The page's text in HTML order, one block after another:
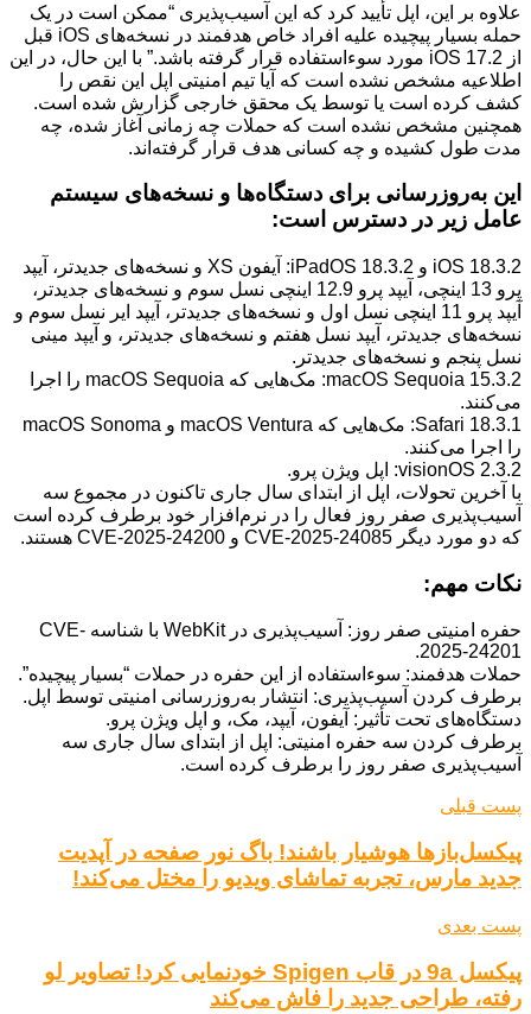
علاوه بر این، اپل تأیید کرد که این آسیب‌پذیری “ممکن است در یک
حمله بسیار پیچیده علیه افراد خاص هدفمند در نسخه‌های iOS قبل
از iOS 17.2 مورد سوءاستفاده قرار گرفته باشد.” با این حال، در این
اطلاعیه مشخص نشده است که آیا تیم امنیتی اپل این نقص را
کشف کرده است یا توسط یک محقق خارجی گزارش شده است.
همچنین مشخص نشده است که حملات چه زمانی آغاز شده، چه
مدت طول کشیده و چه کسانی هدف قرار گرفته‌اند.
این به‌روزرسانی برای دستگاه‌ها و نسخه‌های سیستم
عامل زیر در دسترس است:
iOS 18.3.2 و iPadOS 18.3.2: آیفون XS و نسخه‌های جدیدتر، آیپد
پرو 13 اینچی، آیپد پرو 12.9 اینچی نسل سوم و نسخه‌های جدیدتر،
آیپد پرو 11 اینچی نسل اول و نسخه‌های جدیدتر، آیپد ایر نسل سوم و
نسخه‌های جدیدتر، آیپد نسل هفتم و نسخه‌های جدیدتر، و آیپد مینی
نسل پنجم و نسخه‌های جدیدتر.
macOS Sequoia 15.3.2: مک‌هایی که macOS Sequoia را اجرا
می‌کنند.
Safari 18.3.1: مک‌هایی که macOS Ventura و macOS Sonoma
را اجرا می‌کنند.
visionOS 2.3.2: اپل ویژن پرو.
با آخرین تحولات، اپل از ابتدای سال جاری تاکنون در مجموع سه
آسیب‌پذیری صفر روز فعال را در نرم‌افزار خود برطرف کرده است
که دو مورد دیگر CVE-2025-24085 و CVE-2025-24200 هستند.
نکات مهم:
حفره امنیتی صفر روز: آسیب‌پذیری در WebKit با شناسه CVE-
2025-24201.
حملات هدفمند: سوءاستفاده از این حفره در حملات “بسیار پیچیده”.
برطرف کردن آسیب‌پذیری: انتشار به‌روزرسانی امنیتی توسط اپل.
دستگاه‌های تحت تأثیر: آیفون، آیپد، مک، و اپل ویژن پرو.
برطرف کردن سه حفره امنیتی: اپل از ابتدای سال جاری سه
آسیب‌پذیری صفر روز را برطرف کرده است.
پست قبلی
پیکسل‌بازها هوشیار باشند! باگ نور صفحه در آپدیت
جدید مارس، تجربه تماشای ویدیو را مختل می‌کند!
پست بعدی
پیکسل 9a در قاب Spigen خودنمایی کرد! تصاویر لو
رفته، طراحی جدید را فاش می‌کند